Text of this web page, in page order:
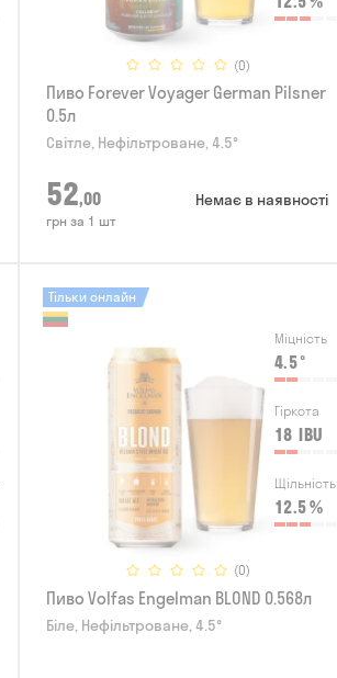
(0)
Пиво Forever Voyager German Pilsner
0.5л
Світле, Нефільтроване, 4.5°
52,00
грн за 1 шт
Немає в наявності
Міцність
4.5°
Гіркота
18 IBU
Щільність
12.5%
(0)
Тільки онлайн
Пиво Volfas Engelman BLOND 0.568л
Біле, Нефільтроване, 4.5°